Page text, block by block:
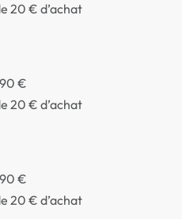
20 € d’achat
€
20 € d’achat
€
20 € d’achat